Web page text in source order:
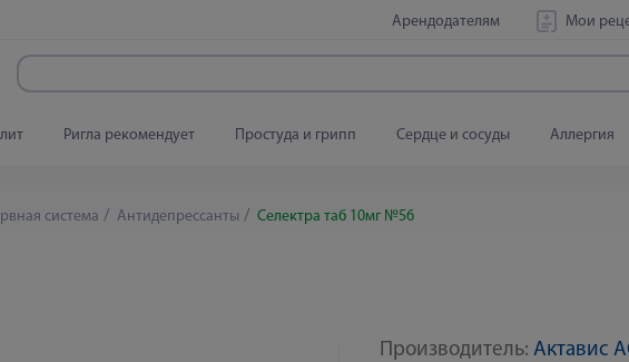
Арендодателям Мои
Ригла рекомендует Простуда и грипп Сердце и сосуды Аллергия
система Антидепрессанты Селектра таб 10мг №56
По рецепту
Производитель: Актавис